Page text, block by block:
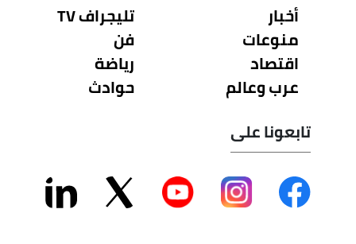
أخبار
منوعات
اقتصاد
عرب وعالم
تليجراف TV
فن
رياضة
حوادث
تابعونا على